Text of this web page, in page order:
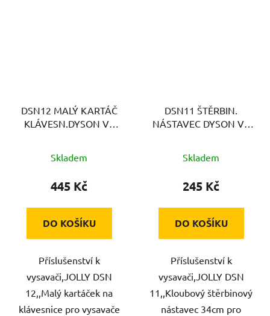
DSN12 MALÝ KARTÁČ
KLÁVESN.DYSON V7
Skladem
445 Kč
DO KOŠÍKU
Příslušenství k
vysavači,JOLLY DSN
12,,Malý kartáček na
klávesnice pro vysavače
DSN11 ŠTĚRBIN.
NÁSTAVEC DYSON V7
Skladem
245 Kč
DO KOŠÍKU
Příslušenství k
vysavači,JOLLY DSN
11,,Kloubový štěrbinový
nástavec 34cm pro